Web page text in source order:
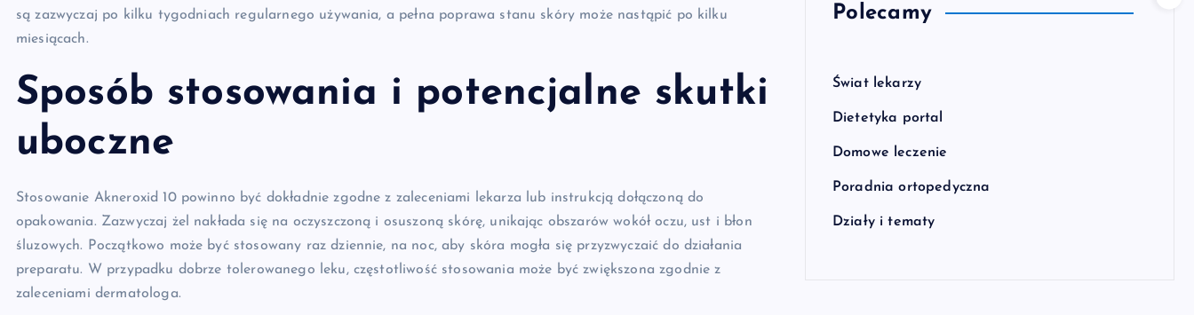
są zazwyczaj po kilku tygodniach regularnego używania, a pełna poprawa stanu skóry może nastąpić po kilku
miesiącach.
Sposób stosowania i potencjalne skutki
uboczne
Stosowanie Akneroxid 10 powinno być dokładnie zgodne z zaleceniami lekarza lub instrukcją dołączoną do
opakowania. Zazwyczaj żel nakłada się na oczyszczoną i osuszoną skórę, unikając obszarów wokół oczu, ust i błon
śluzowych. Początkowo może być stosowany raz dziennie, na noc, aby skóra mogła się przyzwyczaić do działania
preparatu. W przypadku dobrze tolerowanego leku, częstotliwość stosowania może być zwiększona zgodnie z
zaleceniami dermatologa.
Polecamy
Świat lekarzy
Dietetyka portal
Domowe leczenie
Poradnia ortopedyczna
Działy i tematy